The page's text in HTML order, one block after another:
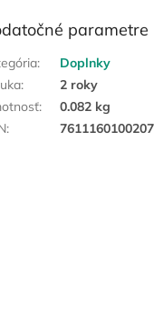
parametre
:
Doplnky
:
2 roky
:
0.082 kg
: 7611160100207